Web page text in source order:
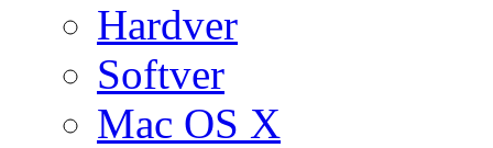
Hardver
Softver
Mac OS X